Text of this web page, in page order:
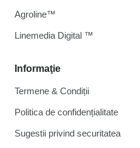
Informaţie
Termene & Condiții
Politica de confidențialitate
Sugestii privind securitatea
Agroline™
Linemedia Digital ™